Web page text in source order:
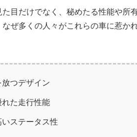
目だけでなく、秘めたる性能や所
ぜ多くの人々がこれらの車に惹か
つデザイン
た走行性能
ステータス性